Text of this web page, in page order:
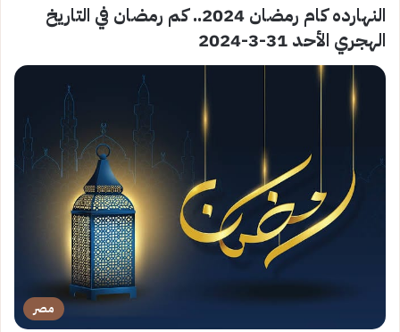
النهارده كام رمضان 2024.. كم رمضان في التاريخ
الهجري الأحد 31-3-2024
مصر